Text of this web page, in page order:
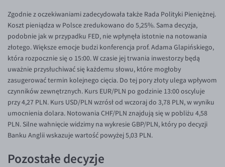
EUR/SEK
EUR/AUD
EUR/BGN
EUR/CAD
EUR/CNY
EUR/HKD
EUR/HUF
EUR/ILS
EUR/JPY
Zgodnie z oczekiwaniami zadecydowała także Rada Polityki Pieniężnej.
Koszt pieniądza w Polsce zredukowano do 5,25%. Sama decyzja,
podobnie jak w przypadku FED, nie wpłynęła istotnie na notowania
złotego. Większe emocje budzi konferencja prof. Adama Glapińskiego,
która rozpocznie się o 15:00. W czasie jej trwania inwestorzy będą
uważnie przysłuchiwać się każdemu słowu, które mogłoby
zasugerować termin kolejnego cięcia. Do tej pory złoty ulega wpływom
czynników zewnętrznych. Kurs EUR/PLN po godzinie 13:00 oscyluje
przy 4,27 PLN. Kurs USD/PLN wzrósł od wczoraj do 3,78 PLN, w wyniku
umocnienia dolara. Notowania CHF/PLN znajdują się w pobliżu 4,58
PLN. Silne wahnięcie widzimy na wykresie GBP/PLN, który po decyzji
Banku Anglii wskazuje wartość powyżej 5,03 PLN.
Pozostałe decyzje